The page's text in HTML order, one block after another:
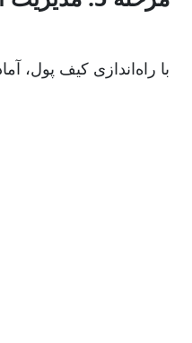
با راه‌اندازی کیف پول،